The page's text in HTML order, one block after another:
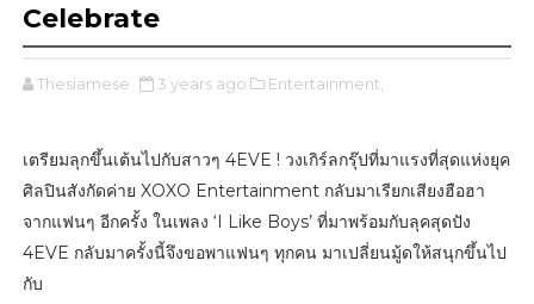
Celebrate
Thesiamese 3 years ago Entertainment,
เตรียมลุกขึ้นเต้นไปกับสาวๆ 4EVE ! วงเกิร์ลกรุ๊ปที่มาแรงที่สุดแห่งยุค
ศิลปินสังกัดค่าย XOXO Entertainment กลับมาเรียกเสียงฮือฮา
จากแฟนๆ อีกครั้ง ในเพลง ‘I Like Boys’ ที่มาพร้อมกับลุคสุดปัง
4EVE กลับมาครั้งนี้จึงขอพาแฟนๆ ทุกคน มาเปลี่ยนมู้ดให้สนุกขึ้นไป
กับ